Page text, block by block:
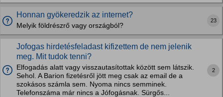
Honnan gyökeredzik az internet?
Melyik földrészrő vagy országból?
23
Jofogas hirdetésfeladast kifizettem de nem jelenik
meg. Mit tudok tenni?
Elfogadás alatt vagy visszautasítottak között sem látszik.
Sehol. A Barion fizetésről jött meg csak az email de a
szokásos számla sem. Nyoma nincs semminek.
Telefonszáma már nincs a Jófogásnak. Sürgős...
2